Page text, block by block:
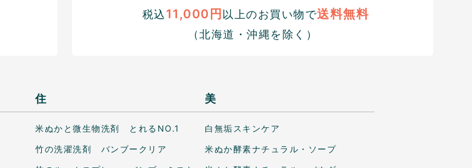
税込11,000円 以上のお買い物で送料無料
（北海道・沖縄を除く）
住
米ぬかと微生物洗剤 とれるNO.1
竹の洗濯洗剤 バンブークリア
美
白無垢スキンケア
米ぬか酵素ナチュラル・ソープ